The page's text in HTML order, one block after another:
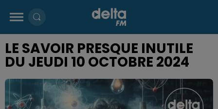
LE SAVOIR PRESQUE INUTILE
DU JEUDI 10 OCTOBRE 2024